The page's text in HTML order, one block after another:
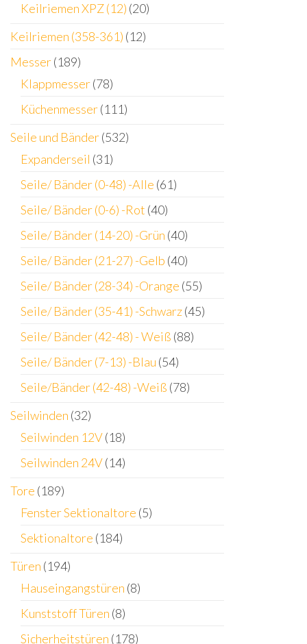
Keilriemen XPZ (12) (20)
Keilriemen (358-361) (12)
Messer(189)
Klappmesser(78)
Küchenmesser(111)
Seile und Bänder(532)
Expanderseil (31)
Seile/ Bänder (0-48) -Alle (61)
Seile/ Bänder (0-6) -Rot (40)
Seile/ Bänder (14-20) -Grün (40)
Seile/ Bänder (21-27) -Gelb (40)
Seile/ Bänder (28-34) -Orange (55)
Seile/ Bänder (35-41) -Schwarz(45)
Seile/ Bänder (42-48) - Weiß (88)
Seile/ Bänder (7-13) -Blau (54)
Seile/Bänder (42-48) -Weiß (78)
Seilwinden (32)
Seilwinden 12V(18)
Seilwinden 24V(14)
Tore (189)
Fenster Sektionaltore (5)
Sektionaltore (184)
Türen (194)
Hauseingangstüren (8)
Kunststoff Türen (8)
Sicherheitstüren (178)